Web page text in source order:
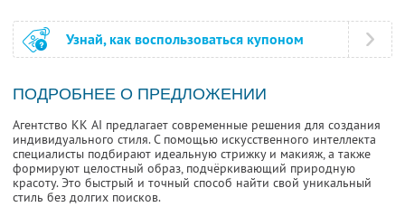
Узнай, как воспользоваться купоном
ПОДРОБНЕЕ О ПРЕДЛОЖЕНИИ
Агентство KK AI предлагает современные решения для создания
индивидуального стиля. С помощью искусственного интеллекта
специалисты подбирают идеальную стрижку и макияж, а также
формируют целостный образ, подчёркивающий природную
красоту. Это быстрый и точный способ найти свой уникальный
стиль без долгих поисков.